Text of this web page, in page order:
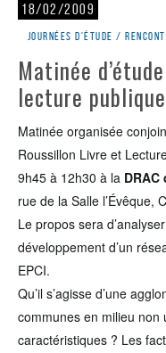
18/02/2009
Journées d'étude /
Matinée
lecture publique
Matinée organisée
Roussillon Livre et
9h45 à 12h30 à la
rue de la Salle l’Évêque,
Le propos sera
développement d’un
EPCI.
Qu’il s’agisse d’une
communes en milieu non
caractéristiques ? Les